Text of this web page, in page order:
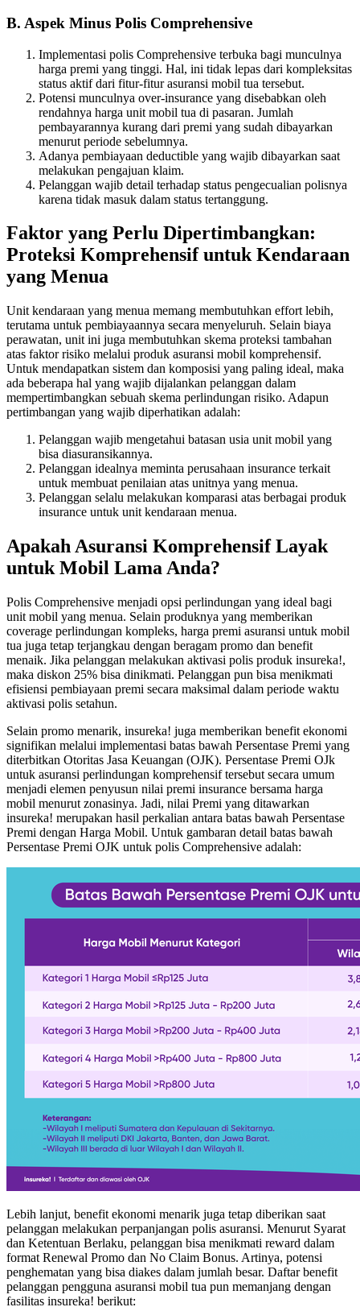
B. Aspek Minus Polis Comprehensive
Implementasi polis Comprehensive terbuka bagi munculnya
harga premi yang tinggi. Hal, ini tidak lepas dari kompleksitas
status aktif dari fitur-fitur asuransi mobil tua tersebut.
Potensi munculnya over-insurance yang disebabkan oleh
rendahnya harga unit mobil tua di pasaran. Jumlah
pembayarannya kurang dari premi yang sudah dibayarkan
menurut periode sebelumnya.
Adanya pembiayaan deductible yang wajib dibayarkan saat
melakukan pengajuan klaim.
Pelanggan wajib detail terhadap status pengecualian polisnya
karena tidak masuk dalam status tertanggung.
Faktor yang Perlu Dipertimbangkan:
Proteksi Komprehensif untuk Kendaraan
yang Menua
Unit kendaraan yang menua memang membutuhkan effort lebih,
terutama untuk pembiayaannya secara menyeluruh. Selain biaya
perawatan, unit ini juga membutuhkan skema proteksi tambahan
atas faktor risiko melalui produk asuransi mobil komprehensif.
Untuk mendapatkan sistem dan komposisi yang paling ideal, maka
ada beberapa hal yang wajib dijalankan pelanggan dalam
mempertimbangkan sebuah skema perlindungan risiko. Adapun
pertimbangan yang wajib diperhatikan adalah:
Pelanggan wajib mengetahui batasan usia unit mobil yang
bisa diasuransikannya.
Pelanggan idealnya meminta perusahaan insurance terkait
untuk membuat penilaian atas unitnya yang menua.
Pelanggan selalu melakukan komparasi atas berbagai produk
insurance untuk unit kendaraan menua.
Apakah Asuransi Komprehensif Layak
untuk Mobil Lama Anda?
Polis Comprehensive menjadi opsi perlindungan yang ideal bagi
unit mobil yang menua. Selain produknya yang memberikan
coverage perlindungan kompleks, harga premi asuransi untuk mobil
tua juga tetap terjangkau dengan beragam promo dan benefit
menaik. Jika pelanggan melakukan aktivasi polis produk insureka!,
maka diskon 25% bisa dinikmati. Pelanggan pun bisa menikmati
efisiensi pembiayaan premi secara maksimal dalam periode waktu
aktivasi polis setahun.
Selain promo menarik, insureka! juga memberikan benefit ekonomi
signifikan melalui implementasi batas bawah Persentase Premi yang
diterbitkan Otoritas Jasa Keuangan (OJK). Persentase Premi OJk
untuk asuransi perlindungan komprehensif tersebut secara umum
menjadi elemen penyusun nilai premi insurance bersama harga
mobil menurut zonasinya. Jadi, nilai Premi yang ditawarkan
insureka! merupakan hasil perkalian antara batas bawah Persentase
Premi dengan Harga Mobil. Untuk gambaran detail batas bawah
Persentase Premi OJK untuk polis Comprehensive adalah:
Lebih lanjut, benefit ekonomi menarik juga tetap diberikan saat
pelanggan melakukan perpanjangan polis asuransi. Menurut Syarat
dan Ketentuan Berlaku, pelanggan bisa menikmati reward dalam
format Renewal Promo dan No Claim Bonus. Artinya, potensi
penghematan yang bisa diakes dalam jumlah besar. Daftar benefit
pelanggan pengguna asuransi mobil tua pun memanjang dengan
fasilitas insureka! berikut: